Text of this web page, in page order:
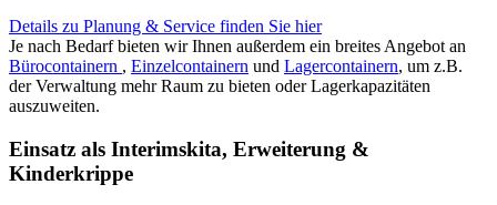
Details zu Planung & Service finden Sie hier
Je nach Bedarf bieten wir Ihnen außerdem ein breites Angebot an
Bürocontainern , Einzelcontainern und Lagercontainern, um z.B.
der Verwaltung mehr Raum zu bieten oder Lagerkapazitäten
auszuweiten.
Einsatz als Interimskita, Erweiterung &
Kinderkrippe